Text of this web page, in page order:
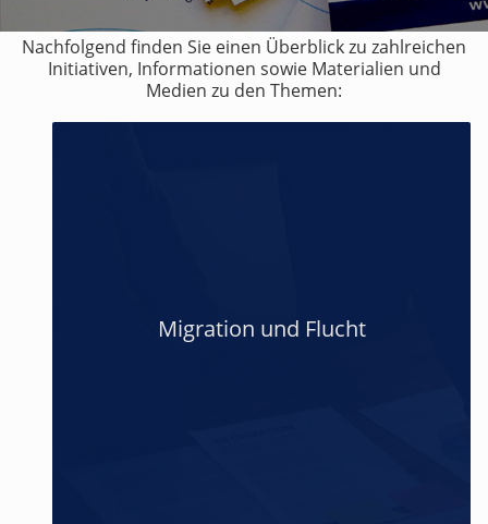
Nachfolgend finden Sie einen Überblick zu zahlreichen
Initiativen, Informationen sowie Materialien und
Medien zu den Themen:
Migration und Flucht